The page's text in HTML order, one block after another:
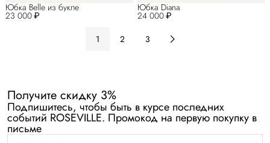
23 000 ₽
Юбка Belle из букле
24 000 ₽
Юбка Diana
1 2 3
Получите скидку 3%
Подпишитесь, чтобы быть в курсе последних
событий ROSEVILLE. Промокод на первую покупку в
письме